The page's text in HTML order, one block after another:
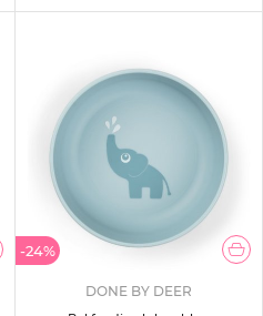
-24%
DONE BY DEER